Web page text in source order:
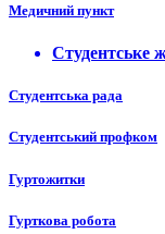
Медичний пункт
Студентське
Студентська рада
Студентський профком
Гуртожитки
Гурткова робота